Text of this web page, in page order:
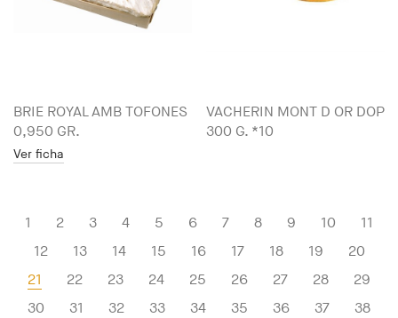
BRIE ROYAL AMB TOFONES
0,950 GR.
Ver ficha
VACHERIN MONT D OR DOP
300 G. *10
1 2 3 4 5 6 7 8 9 10
11
12
13 14 15 16 17 18 19
20
21
22 23 24 25 26 27 28
29
30
31 32 33 34 35 36 37
38